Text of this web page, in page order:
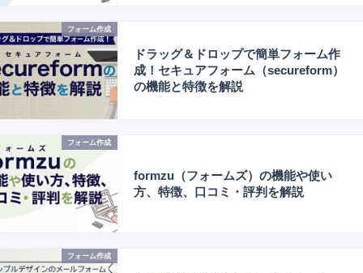
フォーム作成
ドラッグ＆ドロップで簡単フォーム作
成！セキュアフォーム（secureform）
の機能と特徴を解説
フォーム作成
formzu（フォームズ）の機能や使い
方、特徴、口コミ・評判を解説
フォーム作成